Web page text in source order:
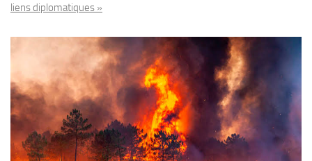
liens diplomatiques »